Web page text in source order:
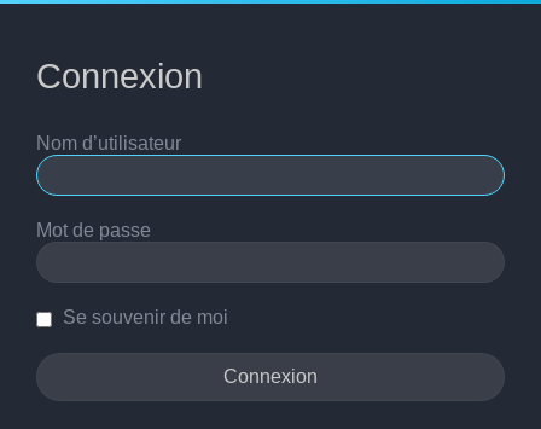
Connexion
Nom d’utilisateur
Mot de passe
Se souvenir de moi